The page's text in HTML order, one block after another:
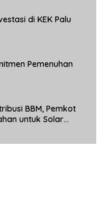
di KEK Palu
Pemenuhan
BBM, Pemkot
untuk Solar